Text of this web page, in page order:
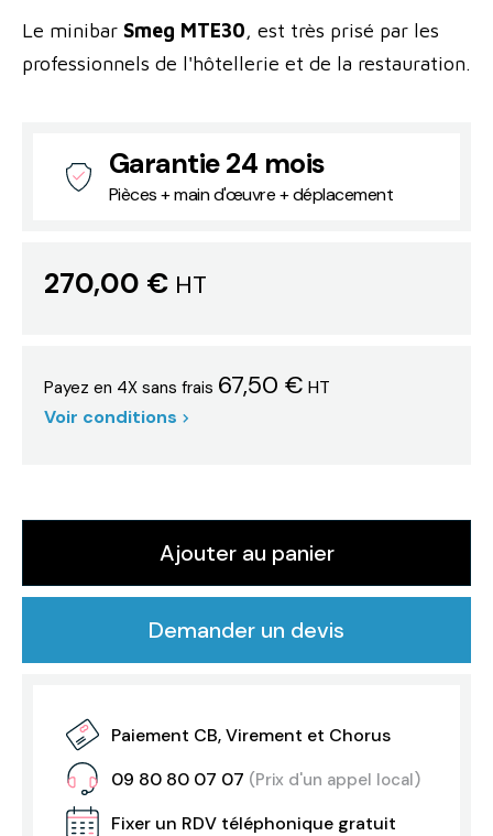
Le minibar Smeg MTE30, est très prisé par les
professionnels de l'hôtellerie et de la restauration.
Garantie 24 mois
Pièces + main d'œuvre + déplacement
270,00 €HT
Payez en 4X sans frais 67,50 € HT
Voir conditions
Ajouter au panier
Demander un devis
Paiement CB, Virement et Chorus
09 80 80 07 07 (Prix d'un appel local)
Fixer un RDV téléphonique gratuit